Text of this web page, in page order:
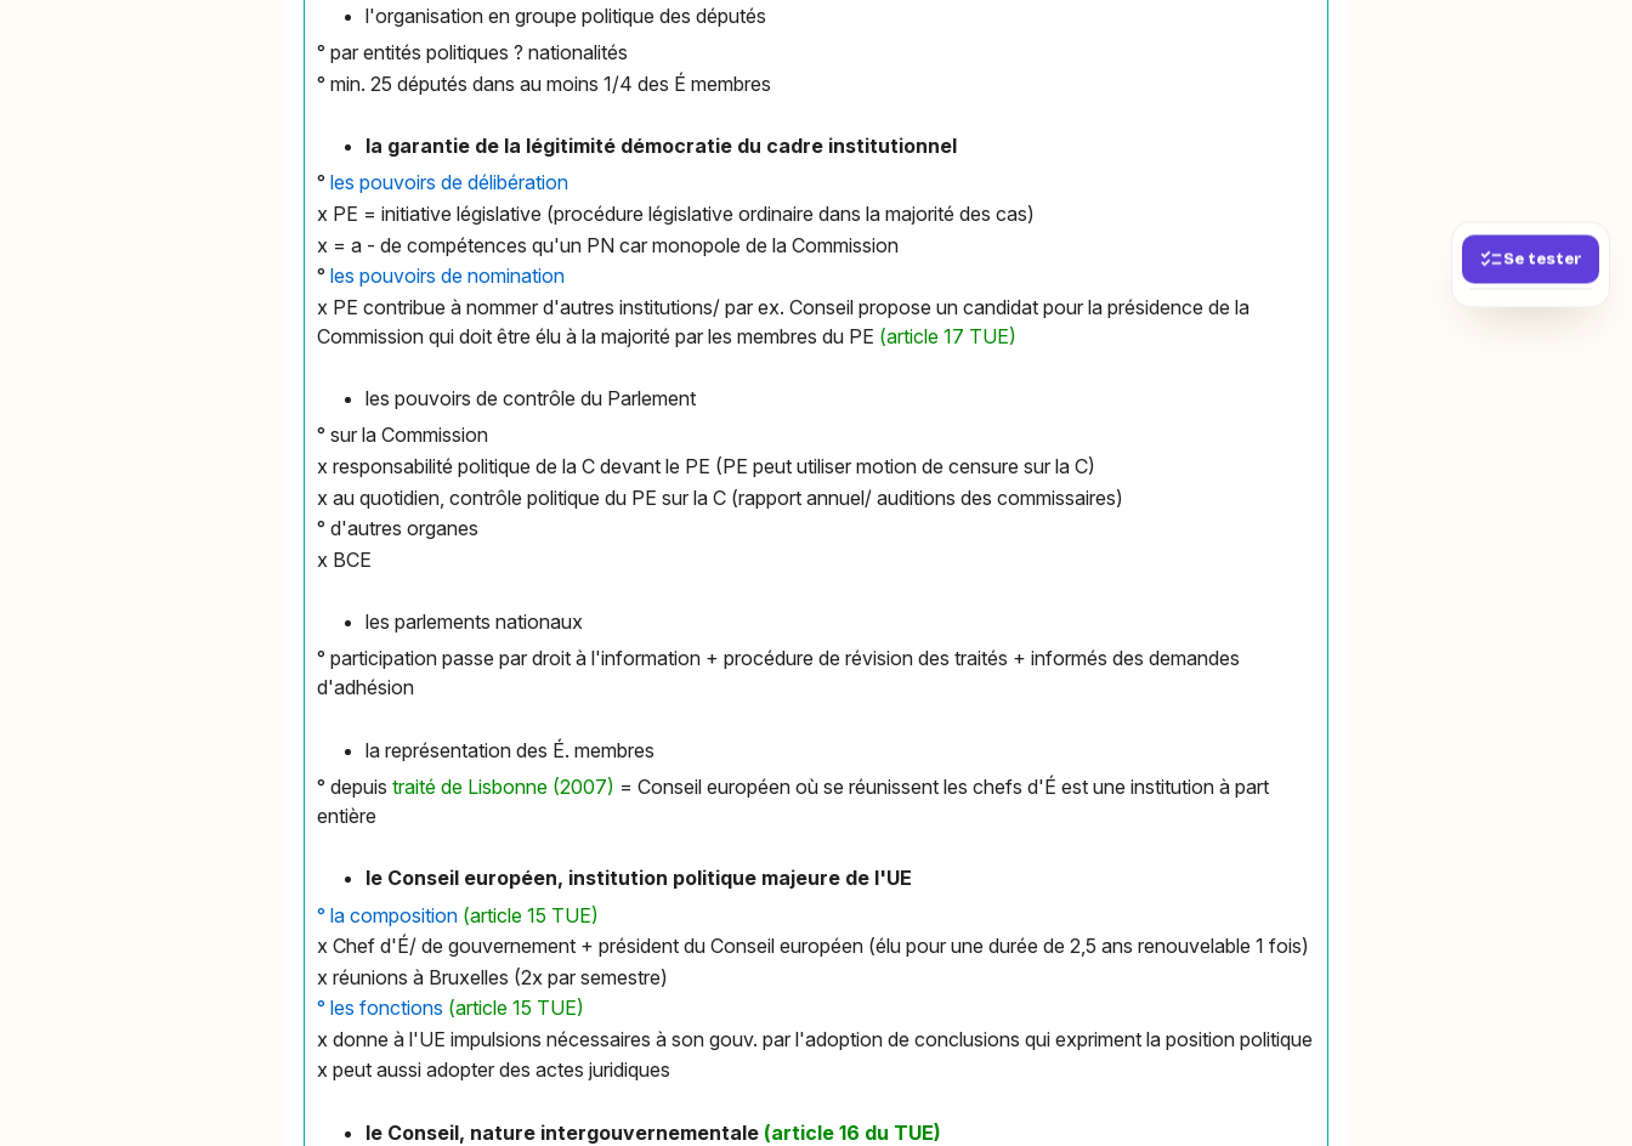
Se tester
l'organisation en groupe politique des députés
° par entités politiques ? nationalités
° min. 25 députés dans au moins 1/4 des É membres
la garantie de la légitimité démocratie du cadre institutionnel
°les pouvoirs de délibération
x PE = initiative législative (procédure législative ordinaire dans la majorité des cas)
x = a - de compétences qu'un PN car monopole de la Commission
° les pouvoirs de nomination
x PE contribue à nommer d'autres institutions/ par ex. Conseil propose un candidat pour la présidence de la
Commission qui doit être élu à la majorité par les membres du PE (article 17 TUE)
les pouvoirs de contrôle du Parlement
° sur la Commission
x responsabilité politique de la C devant le PE (PE peut utiliser motion de censure sur la C)
x au quotidien, contrôle politique du PE sur la C (rapport annuel/ auditions des commissaires)
° d'autres organes
x BCE
les parlements nationaux
° participation passe par droit à l'information + procédure de révision des traités + informés des demandes
d'adhésion
la représentation des É. membres
° depuistraité de Lisbonne (2007) = Conseil européen où se réunissent les chefs d'É est une institution à part
entière
le Conseil européen, institution politique majeure de l'UE
° la composition (article 15 TUE)
x Chef d'É/ de gouvernement + président du Conseil européen (élu pour une durée de 2,5 ans renouvelable 1 fois)
x réunions à Bruxelles (2x par semestre)
° les fonctions (article 15 TUE)
x donne à l'UE impulsions nécessaires à son gouv. par l'adoption de conclusions qui expriment la position politique
x peut aussi adopter des actes juridiques
le Conseil, nature intergouvernementale (article 16 du TUE)